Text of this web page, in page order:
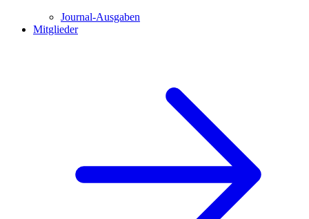
Journal-Ausgaben
Mitglieder